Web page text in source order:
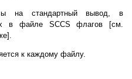
на стандартный вывод, в
в файле SCCS флагов [см.
к каждому файлу.